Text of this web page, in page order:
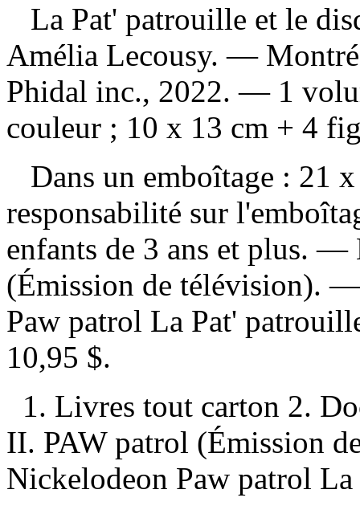
La Pat' patrouille et le
Amélia Lecousy. —
Phidal inc., 2022. — 1
couleur ; 10 x 13 cm + 4
Dans un emboîtage : 21
responsabilité sur
enfants de 3 ans et plus. —
(Émission de télévision).
Paw patrol La Pat'
10,95 $.
1. Livres tout carton 2.
II. PAW patrol (Émission
Nickelodeon Paw patrol